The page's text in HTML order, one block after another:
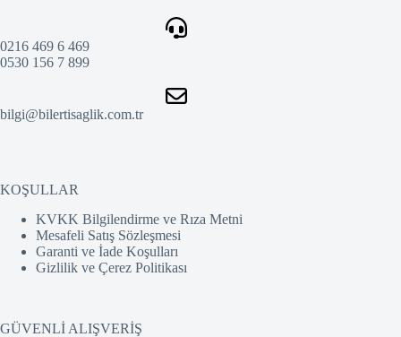
0216 469 6 469
0530 156 7 899
bilgi@bilertisaglik.com.tr
KOŞULLAR
KVKK Bilgilendirme ve Rıza Metni
Mesafeli Satış Sözleşmesi
Garanti ve İade Koşulları
Gizlilik ve Çerez Politikası
GÜVENLİ ALIŞVERİŞ